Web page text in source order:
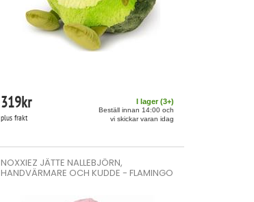
319kr
plus frakt
I lager (3+)
Beställ innan 14:00 och
vi skickar varan idag
NOXXIEZ JÄTTE NALLEBJÖRN,
HANDVÄRMARE OCH KUDDE - FLAMINGO